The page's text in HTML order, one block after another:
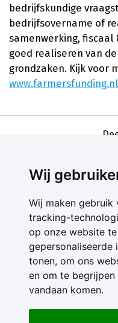
Wij
Wij maken gebruik
tracking-
op onze website
gepersonaliseerde
tonen, om ons
en om te
vandaan komen.
bedrijfskundige
bedrijfsovername of
samenwerking, fiscaal
goed realiseren van
grondzaken. Kijk voor
www.farmersfunding.nl
Contact
Feedback
Nieuwsbrief
Adverteren